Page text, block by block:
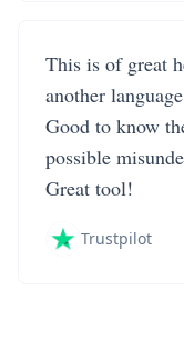
This is of great
another
Good to know
possible
Great tool!
Trustpilot